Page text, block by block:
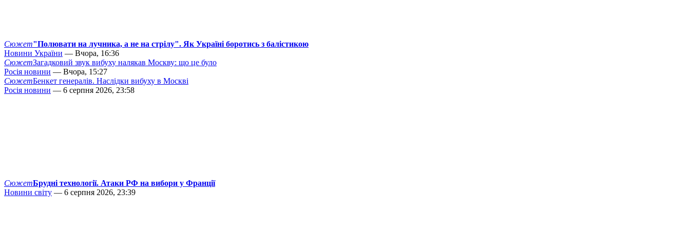
Сюжет"Полювати на лучника, а не на стрілу". Як Україні боротись з балістикою
Новини України — Вчора, 16:36
СюжетЗагадковий звук вибуху налякав Москву: що це було
Росія новини — Вчора, 15:27
СюжетБенкет генералів. Наслідки вибуху в Москві
Росія новини — 6 серпня 2026, 23:58
СюжетБрудні технології. Атаки РФ на вибори у Франції
Новини світу — 6 серпня 2026, 23:39